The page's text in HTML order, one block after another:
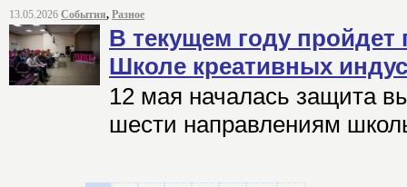
13.05.2026 События, Разное
В текущем году
Школе креативных
12 мая началась защита
шести направлениям